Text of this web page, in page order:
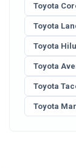
Toyota
Toyota
Toyota
Toyota
Toyota
Toyota